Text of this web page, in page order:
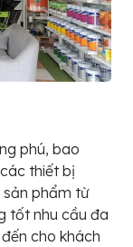
phú, bao
thiết bị
sản phẩm từ
tốt nhu cầu đa
cho khách